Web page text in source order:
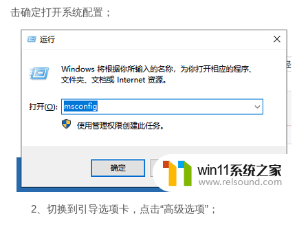
击确定打开系统配置；
2、切换到引导选项卡，点击“高级选项”；